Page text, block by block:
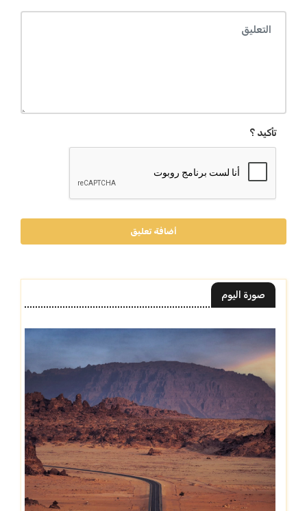
تأكيد ؟
أضافة تعليق
صورة اليوم